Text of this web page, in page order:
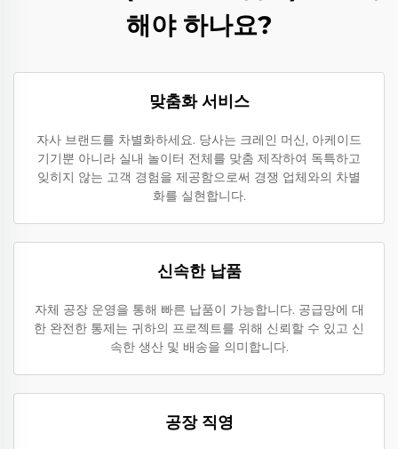
해야 하나요?
맞춤화 서비스
자사 브랜드를 차별화하세요. 당사는 크레인 머신, 아케이드
기기뿐 아니라 실내 놀이터 전체를 맞춤 제작하여 독특하고
잊히지 않는 고객 경험을 제공함으로써 경쟁 업체와의 차별
화를 실현합니다.
신속한 납품
자체 공장 운영을 통해 빠른 납품이 가능합니다. 공급망에 대
한 완전한 통제는 귀하의 프로젝트를 위해 신뢰할 수 있고 신
속한 생산 및 배송을 의미합니다.
공장 직영